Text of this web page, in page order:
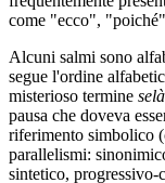
come "ecco",
Alcuni salmi sono
segue l'ordine
misterioso termine
pausa che doveva
riferimento simbolico
parallelismi:
sintetico, progressivo-